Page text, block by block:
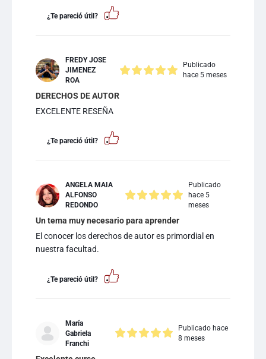
¿Te pareció útil?
FREDY JOSE
JIMENEZ
ROA
Publicado
hace 5 meses
DERECHOS DE AUTOR
EXCELENTE RESEÑA
¿Te pareció útil?
ANGELA MAIA
ALFONSO
REDONDO
Publicado
hace 5
meses
Un tema muy necesario para aprender
El conocer los derechos de autor es primordial en
nuestra facultad.
¿Te pareció útil?
María
Gabriela
Franchi
Publicado hace
8 meses